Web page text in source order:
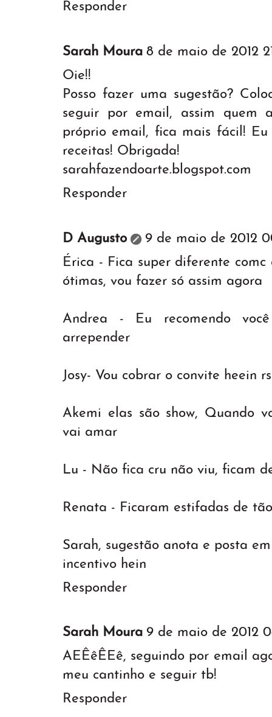
Responder
Sarah Moura 8 de maio de 2012
Oie!!
Posso fazer uma sugestão?
seguir por email, assim quem
próprio email, fica mais fácil!
receitas! Obrigada!
sarahfazendoarte.blogspot.com
Responder
D Augusto
9 de maio de 2012
Érica - Fica super diferente
ótimas, vou fazer só assim agora
Andrea - Eu recomendo
arrepender
Josy- Vou cobrar o convite heein
Akemi elas são show, Quando
vai amar
Lu - Não fica cru não viu, ficam
Renata - Ficaram estifadas de
Sarah, sugestão anota e posta
incentivo hein
Responder
Sarah Moura 9 de maio de 2012
AEÊêÊEê, seguindo por email
meu cantinho e seguir tb!
Responder